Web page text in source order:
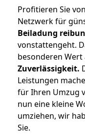
Profitieren Sie
Netzwerk für
Beiladung
vonstattengeht.
besonderen Wert
Zuverlässigkeit.
Leistungen
für Ihren Umzug
nun eine kleine
umziehen, wir
Sie.